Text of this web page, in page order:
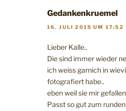
Gedankenkruemel
16. JULI 2015 UM 17:52
Lieber Kalle..
Die sind immer wieder
ich weiss garnich in
fotografiert habe..
eben weil sie mir gefallen
Passt so gut zum